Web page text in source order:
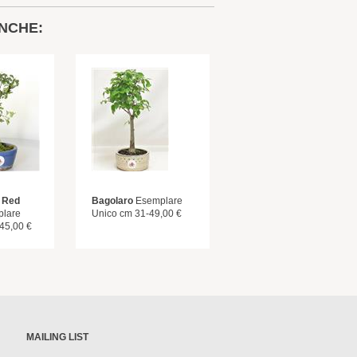
€
Bagolaro Esemplare
Unico cm 31-49,00 €
MAILING LIST